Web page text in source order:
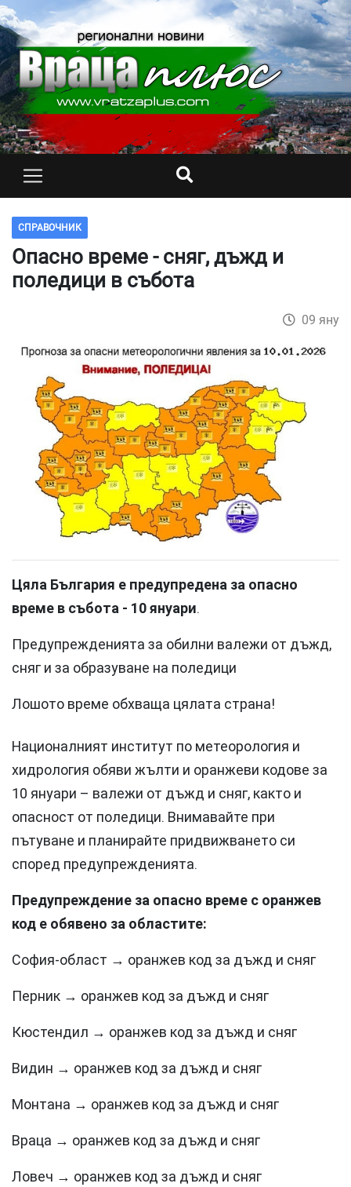
СПРАВОЧНИК
Опасно време - сняг, дъжд и
поледици в събота
09 яну
Цяла България е предупредена за опасно
време в събота - 10 януари.
Предупрежденията за обилни валежи от дъжд,
сняг и за образуване на поледици
Лошото време обхваща цялата страна!
Националният институт по метеорология и
хидрология обяви жълти и оранжеви кодове за
10 януари – валежи от дъжд и сняг, както и
опасност от поледици. Внимавайте при
пътуване и планирайте придвижването си
според предупрежденията.
Предупреждение за опасно време с оранжев
код е обявено за областите:
София-област → оранжев код за дъжд и сняг
Перник → оранжев код за дъжд и сняг
Кюстендил → оранжев код за дъжд и сняг
Видин → оранжев код за дъжд и сняг
Монтана → оранжев код за дъжд и сняг
Враца → оранжев код за дъжд и сняг
Ловеч → оранжев код за дъжд и сняг